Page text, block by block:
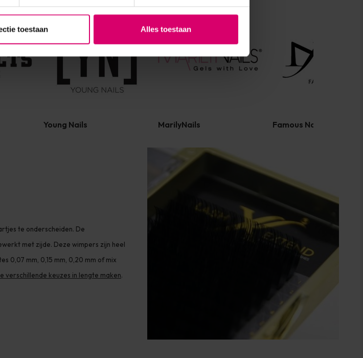
toestaan Alles toestaan
Young Nails MarilyNails Famous Names
te onderscheiden. De
met zijde. Deze wimpers zijn heel
0,07 mm, 0,15 mm, 0,20 mm of mix
verschillende keuzes in lengte maken.